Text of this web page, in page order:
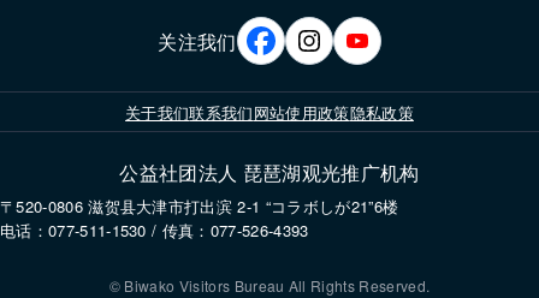
关注我们
关于我们联系我们网站使用政策隐私政策
公益社团法人 琵琶湖观光推广机构
〒520-0806 滋贺县大津市打出滨 2-1 “コラボしが21”6楼
电话：077-511-1530 / 传真：077-526-4393
© Biwako Visitors Bureau All Rights Reserved.